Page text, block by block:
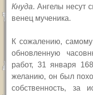
Кнуда. Ангелы несут
венец мученика.
К сожалению, самому
обновленную
работ, 31 января
желанию, он был
собственность, за